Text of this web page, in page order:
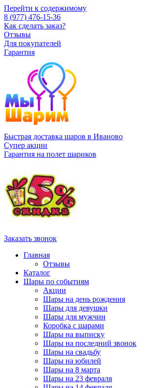
Перейти к содержимому
8 (977) 476-15-36
Как сделать заказ?
Отзывы
Для покупателей
Гарантия
Быстрая доставка шаров в Иваново
Супер акции
Гарантия на полет шариков
Заказать звонок
Главная
Отзывы
Каталог
Шары по событиям
Акции
Шары на день рождения
Шары для девушки
Шары для мужчин
Коробка с шарами
Шары на выписку
Шары на последний звонок
Шары на свадьбу
Шары на юбилей
Шары на 8 марта
Шары на 23 февраля